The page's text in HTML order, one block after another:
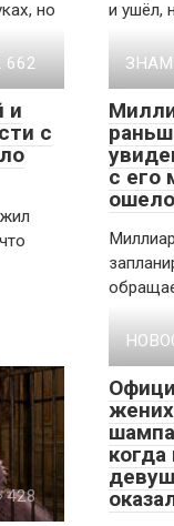
но
и ушёл,
662
и
с
с его
428